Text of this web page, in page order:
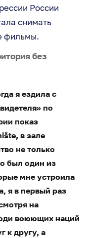
России
снимать
фильмы.
без
я ездила с
по
показ
в зале
не только
был один из
мне устроила
я в первый раз
на
воюющих наций
к другу, а